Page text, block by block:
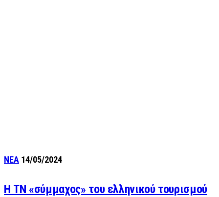
ΝΕΑ 14/05/2024
Η ΤΝ «σύμμαχος» του ελληνικού τουρισμού